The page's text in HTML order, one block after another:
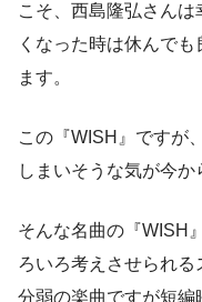
こそ、西島隆弘さん
くなった時は休んで
ます。
この『WISH』ですが
しまいそうな気が今か
そんな名曲の『WISH
ろいろ考えさせられ
分弱の楽曲ですが短編